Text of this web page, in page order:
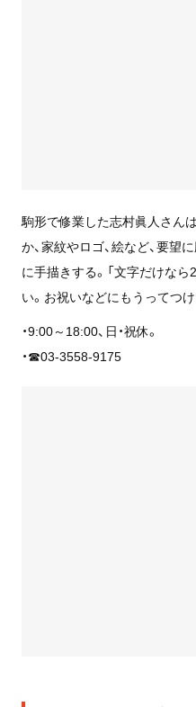
駒形で修業した志村眞人さん
か、家紋やロゴ、絵など、要
に手描きする。「文字だけな
い。お祝いなどにもうってつけ
・9:00～18:00、日・祝休。
・☎03-3558-9175